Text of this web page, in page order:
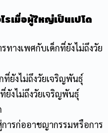
เมื่อผู้ใหญ่เป็นเปโด
ทางเพศกับเด็กที่ยังไม่ถึงวัย
ที่ยังไม่ถึงวัยเจริญพันธุ์
งไม่ถึงวัยเจริญพันธุ์
ารก่ออาชญากรรมหรือการ